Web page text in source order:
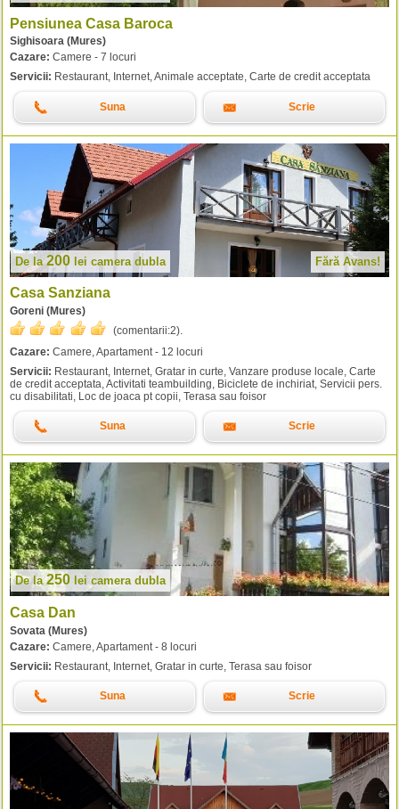
Pensiunea Casa Baroca
Sighisoara (Mures)
Cazare: Camere - 7 locuri
Servicii: Restaurant, Internet, Animale acceptate, Carte de credit acceptata
Suna Scrie
De la 200 lei camera dubla Fără Avans!
Casa Sanziana
Goreni (Mures)
(comentarii:2).
Cazare: Camere, Apartament - 12 locuri
Servicii: Restaurant, Internet, Gratar in curte, Vanzare produse locale, Carte
de credit acceptata, Activitati teambuilding, Biciclete de inchiriat, Servicii pers.
cu disabilitati, Loc de joaca pt copii, Terasa sau foisor
Suna Scrie
De la250 lei camera dubla
Casa Dan
Sovata (Mures)
Cazare: Camere, Apartament - 8 locuri
Servicii: Restaurant, Internet, Gratar in curte, Terasa sau foisor
Suna Scrie